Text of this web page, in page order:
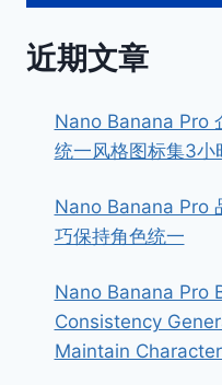
近期文章
Nano Banana Pro
统一风格图标集3
Nano Banana Pro
巧保持角色统一
Nano Banana Pro
Consistency
Maintain